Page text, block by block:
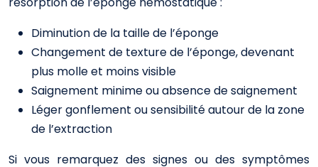
Diminution de la taille de l’éponge
Changement de texture de l’éponge, devenant
plus molle et moins visible
Saignement minime ou absence de saignement
Léger gonflement ou sensibilité autour de la zone
de l’extraction
Si vous remarquez des signes ou des symptômes